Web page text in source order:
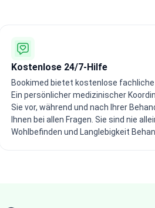
Kostenlose 24/7-Hilfe
Bookimed bietet kostenlose
Ein persönlicher medizinischer
Sie vor, während und nach Ihrer
Ihnen bei allen Fragen. Sie sind nie
Wohlbefinden und Langlebigkeit